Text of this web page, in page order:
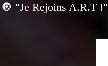
🔘 "Je Rejoins A.R.T !"